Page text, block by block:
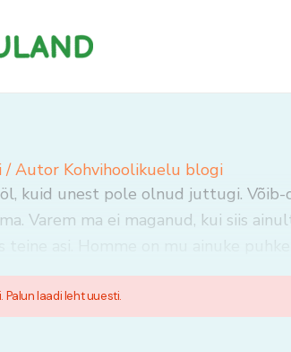
/ Autor Kohvihoolikuelu blogi
kuid unest pole olnud juttugi. Võib-
Varem ma ei maganud, kui siis
Palun laadi leht uuesti.